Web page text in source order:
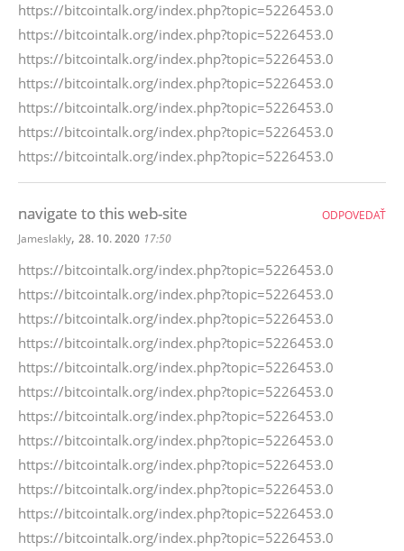
https://bitcointalk.org/index.php?topic=5226453.0
https://bitcointalk.org/index.php?topic=5226453.0
https://bitcointalk.org/index.php?topic=5226453.0
https://bitcointalk.org/index.php?topic=5226453.0
https://bitcointalk.org/index.php?topic=5226453.0
https://bitcointalk.org/index.php?topic=5226453.0
https://bitcointalk.org/index.php?topic=5226453.0
navigate to this web-site
Jameslakly, 28. 10. 2020 17:50
https://bitcointalk.org/index.php?topic=5226453.0
https://bitcointalk.org/index.php?topic=5226453.0
https://bitcointalk.org/index.php?topic=5226453.0
https://bitcointalk.org/index.php?topic=5226453.0
https://bitcointalk.org/index.php?topic=5226453.0
https://bitcointalk.org/index.php?topic=5226453.0
https://bitcointalk.org/index.php?topic=5226453.0
https://bitcointalk.org/index.php?topic=5226453.0
https://bitcointalk.org/index.php?topic=5226453.0
https://bitcointalk.org/index.php?topic=5226453.0
https://bitcointalk.org/index.php?topic=5226453.0
https://bitcointalk.org/index.php?topic=5226453.0
ODPOVEDAŤ